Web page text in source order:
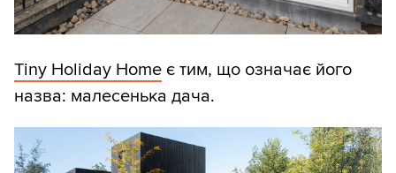
Tiny Holiday Home є тим, що означає його
назва: малесенька дача.